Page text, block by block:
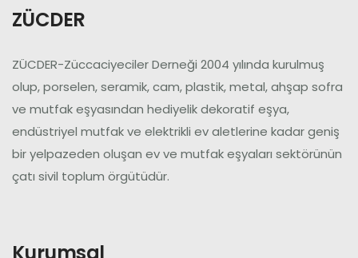
ZÜCDER
ZÜCDER-Züccaciyeciler Derneği 2004 yılında kurulmuş
olup, porselen, seramik, cam, plastik, metal, ahşap sofra
ve mutfak eşyasından hediyelik dekoratif eşya,
endüstriyel mutfak ve elektrikli ev aletlerine kadar geniş
bir yelpazeden oluşan ev ve mutfak eşyaları sektörünün
çatı sivil toplum örgütüdür.